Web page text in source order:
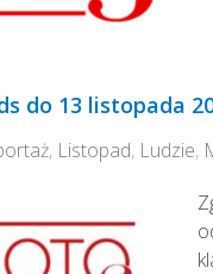
do 13 listopada
, Listopad, Ludzie,